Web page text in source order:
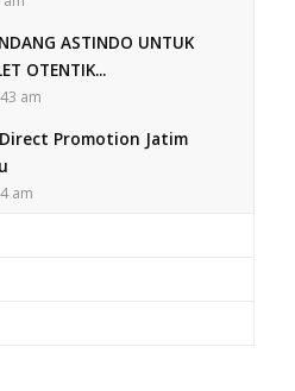
ASTINDO UNTUK
OTENTIK...
am
Promotion Jatim
am